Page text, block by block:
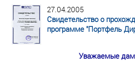
27.04.2005
Свидетельство о
программе "Портфель
Уважаемые